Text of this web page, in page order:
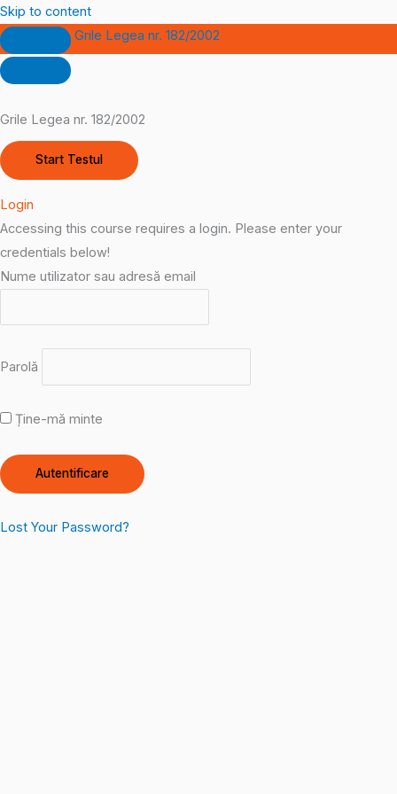
Skip to content
Grile Legea nr. 182/2002
Grile Legea nr. 182/2002
Login
Accessing this course requires a login. Please enter your
credentials below!
Nume utilizator sau adresă email
Parolă
Ține-mă minte
Lost Your Password?